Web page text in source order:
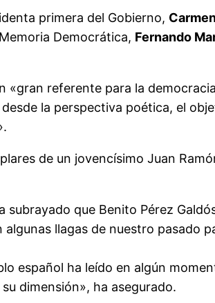
primera del Gobierno,
Democrática, Fernando
«gran referente para la
la perspectiva poética, el
de un jovencísimo Juan
subrayado que Benito Pérez
llagas de nuestro pasado
español ha leído en algún
dimensión», ha asegurado.